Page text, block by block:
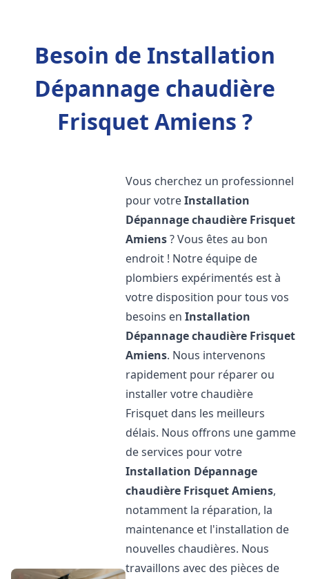
Besoin de Installation
Dépannage chaudière
Frisquet Amiens ?
Vous cherchez un professionnel
pour votreInstallation
Dépannage chaudière Frisquet
Amiens? Vous êtes au bon
endroit ! Notre équipe de
plombiers expérimentés est à
votre disposition pour tous vos
besoins enInstallation
Dépannage chaudière Frisquet
Amiens. Nous intervenons
rapidement pour réparer ou
installer votre chaudière
Frisquet dans les meilleurs
délais. Nous offrons une gamme
de services pour votre
Installation Dépannage
chaudière FrisquetAmiens,
notamment la réparation, la
maintenance et l'installation de
nouvelles chaudières. Nous
travaillons avec des pièces de